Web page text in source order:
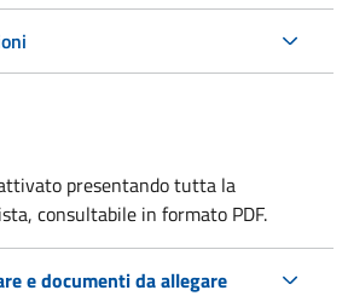
presentando tutta la
consultabile in formato PDF.
e documenti da allegare